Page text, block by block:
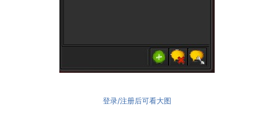
登录/注册后可看大图